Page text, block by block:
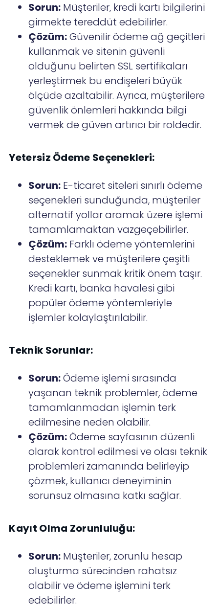
Sorun: Müşteriler, kredi kartı bilgilerini
girmekte tereddüt edebilirler.
Çözüm:Güvenilir ödeme ağ geçitleri
kullanmak ve sitenin güvenli
olduğunu belirten SSL sertifikaları
yerleştirmek bu endişeleri büyük
ölçüde azaltabilir. Ayrıca, müşterilere
güvenlik önlemleri hakkında bilgi
vermek de güven artırıcı bir roldedir.
Yetersiz Ödeme Seçenekleri:
Sorun: E-ticaret siteleri sınırlı ödeme
seçenekleri sunduğunda, müşteriler
alternatif yollar aramak üzere işlemi
tamamlamaktan vazgeçebilirler.
Çözüm: Farklı ödeme yöntemlerini
desteklemek ve müşterilere çeşitli
seçenekler sunmak kritik önem taşır.
Kredi kartı, banka havalesi gibi
popüler ödeme yöntemleriyle
işlemler kolaylaştırılabilir.
Teknik Sorunlar:
Sorun:Ödeme işlemi sırasında
yaşanan teknik problemler, ödeme
tamamlanmadan işlemin terk
edilmesine neden olabilir.
Çözüm:Ödeme sayfasının düzenli
olarak kontrol edilmesi ve olası teknik
problemleri zamanında belirleyip
çözmek, kullanıcı deneyiminin
sorunsuz olmasına katkı sağlar.
Kayıt Olma Zorunluluğu:
Sorun: Müşteriler, zorunlu hesap
oluşturma sürecinden rahatsız
olabilir ve ödeme işlemini terk
edebilirler.